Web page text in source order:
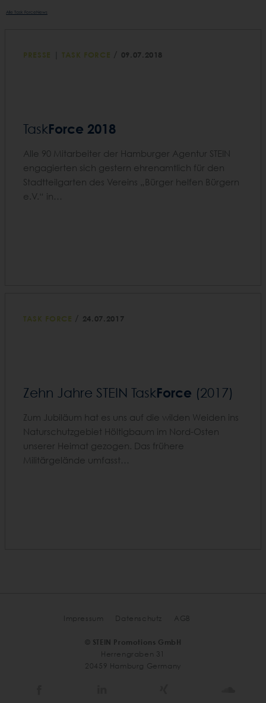
Alle Task ForceNews
PRESSE TASK FORCE / 09.07.2018
TaskForce 2018
Alle 90 Mitarbeiter der Hamburger Agentur STEIN
engagierten sich gestern ehrenamtlich für den
Stadtteilgarten des Vereins „Bürger helfen Bürgern
e.V.“ in…
TASK FORCE / 24.07.2017
Zehn Jahre STEIN TaskForce (2017)
Zum Jubiläum hat es uns auf die wilden Weiden ins
Naturschutzgebiet Höltigbaum im Nord-Osten
unserer Heimat gezogen. Das frühere
Militärgelände umfasst…
Impressum Datenschutz AGB
© STEIN Promotions GmbH
Herrengraben 31
20459 Hamburg Germany